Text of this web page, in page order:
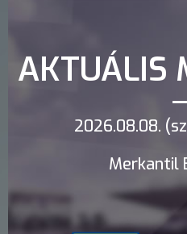
AKTUÁLIS
2026.08.08.
Merkantil